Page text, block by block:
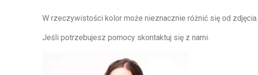
W rzeczywistości kolor może nieznacznie różnić się od zdjęcia.
Jeśli potrzebujesz pomocy skontaktuj się z nami.